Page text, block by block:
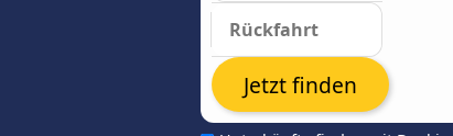
Jetzt finden